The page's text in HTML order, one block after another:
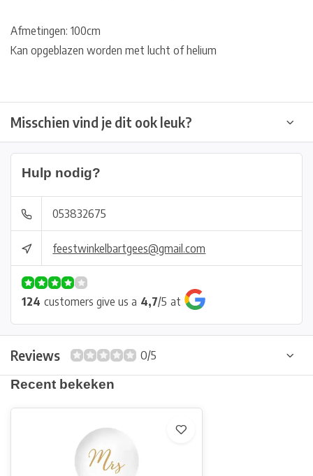
Afmetingen: 100cm
Kan opgeblazen worden met lucht of helium
Misschien vind je dit ook leuk?
Hulp nodig?
053832675
feestwinkelbartgees@gmail.com
124 customers give us a 4,7/5 at
Reviews
0/5
Recent bekeken